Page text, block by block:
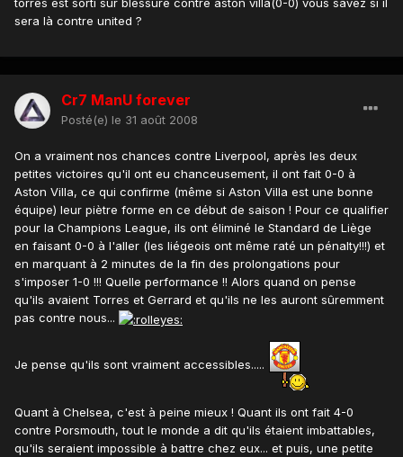
torres est sorti sur blessure contre aston villa(0-0) vous savez si il
sera là contre united ?
Cr7 ManU forever
Posté(e) le 31 août 2008
On a vraiment nos chances contre Liverpool, après les deux
petites victoires qu'il ont eu chanceusement, il ont fait 0-0 à
Aston Villa, ce qui confirme (même si Aston Villa est une bonne
équipe) leur piètre forme en ce début de saison ! Pour ce qualifier
pour la Champions League, ils ont éliminé le Standard de Liège
en faisant 0-0 à l'aller (les liégeois ont même raté un pénalty!!!) et
en marquant à 2 minutes de la fin des prolongations pour
s'imposer 1-0 !!! Quelle performance !! Alors quand on pense
qu'ils avaient Torres et Gerrard et qu'ils ne les auront sûremment
pas contre nous...
Je pense qu'ils sont vraiment accessibles.....
Quant à Chelsea, c'est à peine mieux ! Quant ils ont fait 4-0
contre Porsmouth, tout le monde a dit qu'ils étaient imbattables,
qu'ils seraient impossible à battre chez eux... et puis, une petite